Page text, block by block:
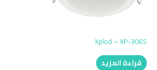
Xplod – XP-306S
قراءة المزيد